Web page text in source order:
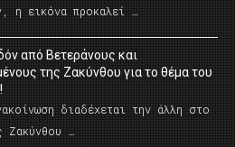
η εικόνα προκαλεί …
από Βετεράνους και
της Ζακύνθου για το θέμα του
διαδέχεται την άλλη στο
Ζακύνθου …